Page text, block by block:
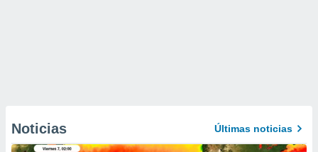
Noticias Últimas noticias